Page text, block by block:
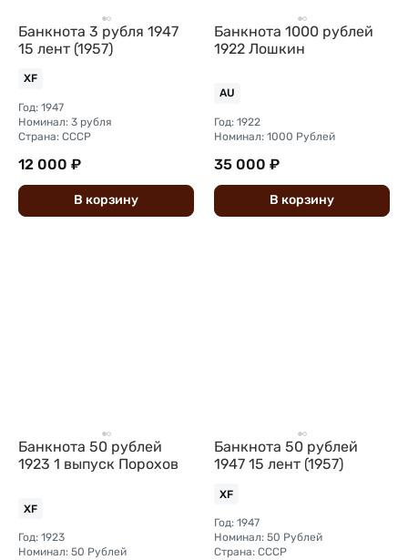
Банкнота 3 рубля 1947
15 лент (1957)
XF
Год: 1947
Номинал: 3 рубля
Страна: СССР
12 000 ₽
В корзину
Банкнота 1000 рублей
1922 Лошкин
AU
Год: 1922
Номинал: 1000 Рублей
35 000 ₽
В корзину
Банкнота 50 рублей
1923 1 выпуск Порохов
XF
Год: 1923
Номинал: 50 Рублей
Банкнота 50 рублей
1947 15 лент (1957)
XF
Год: 1947
Номинал: 50 Рублей
Страна: СССР